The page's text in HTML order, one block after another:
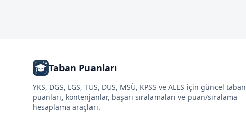
Taban Puanları
YKS, DGS, LGS, TUS, DUS, MSÜ, KPSS ve ALES için güncel taban
puanları, kontenjanlar, başarı sıralamaları ve puan/sıralama
hesaplama araçları.